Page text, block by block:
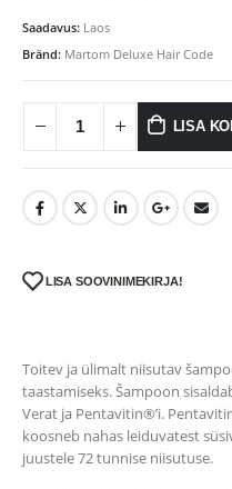
Saadavus: Laos
Bränd: Martom Deluxe Hair Code
LISA
LISA SOOVINIMEKIRJA!
Toitev ja ülimalt niisutav
taastamiseks. Šampoon
Verat ja Pentavitin®’i.
koosneb nahas leiduvatest
juustele 72 tunnise niisutuse.